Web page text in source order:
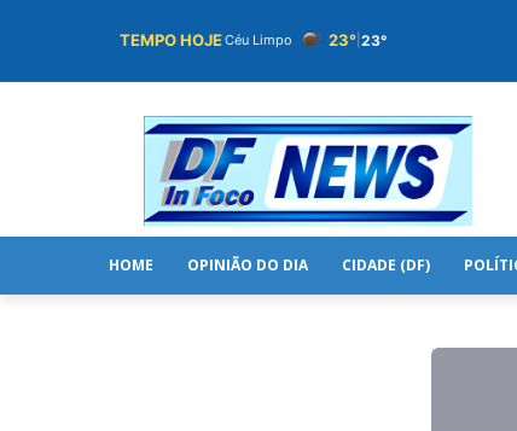
TEMPO HOJECéu Limpo 23° 23°
HOME OPINIÃO DO DIA CIDADE (DF)